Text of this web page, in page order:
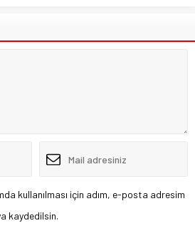
kullanılması için adım, e-posta adresim
kaydedilsin.